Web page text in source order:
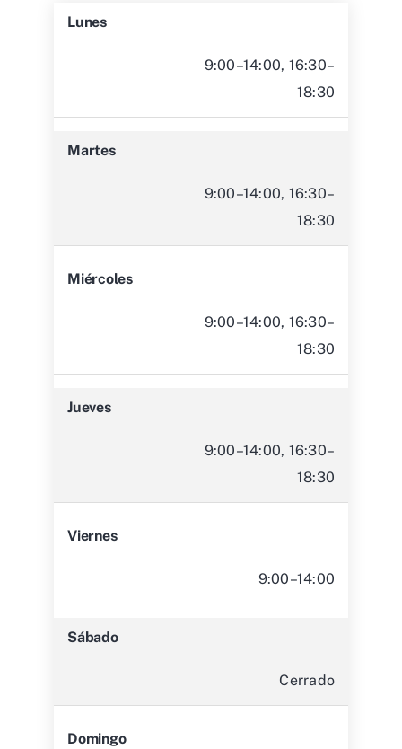
Lunes
9:00–14:00, 16:30–
18:30
Martes
9:00–14:00, 16:30–
18:30
Miércoles
9:00–14:00, 16:30–
18:30
Jueves
9:00–14:00, 16:30–
18:30
Viernes
9:00–14:00
Sábado
Cerrado
Domingo